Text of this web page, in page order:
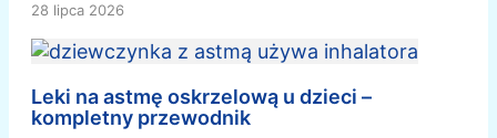
28 lipca 2026
Leki na astmę oskrzelową u dzieci –
kompletny przewodnik